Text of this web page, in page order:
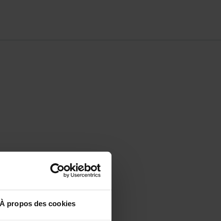
À propos des cookies